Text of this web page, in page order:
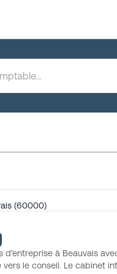
(60000)
à Beauvais
le conseil. Le cabinet